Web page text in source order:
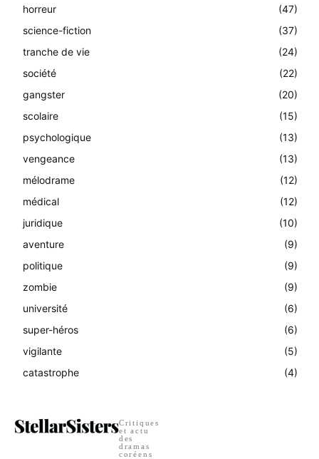
horreur
(47)
science-fiction
(37)
tranche de vie
(24)
société
(22)
gangster
(20)
scolaire
(15)
psychologique
(13)
vengeance
(13)
mélodrame
(12)
médical
(12)
juridique
(10)
aventure
(9)
politique
(9)
zombie
(9)
université
(6)
super-héros
(6)
vigilante
(5)
catastrophe
(4)
Critiques
et actu
des
dramas
coréens